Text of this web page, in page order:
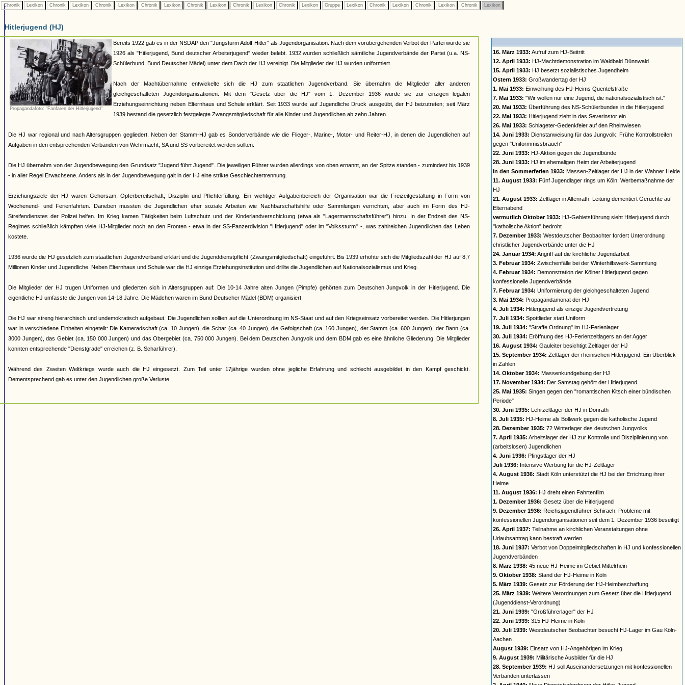
Chronik Lexikon Chronik Lexikon Chronik Lexikon Chronik Lexikon Chronik Lexikon Chronik Lexikon Chronik Lexikon Gruppe Lexikon Chronik Lexikon Chronik Lexikon Chronik Lexikon
Hitlerjugend (HJ)
Propagandafoto: "Fanfaren der Hitlerjugend"
Bereits 1922 gab es in der NSDAP den "Jungsturm Adolf Hitler" als Jugendorganisation. Nach dem vorübergehenden Verbot der Partei wurde sie
1926 als "Hitlerjugend, Bund deutscher Arbeiterjugend" wieder belebt. 1932 wurden schließlich sämtliche Jugendverbände der Partei (u.a. NS-
Schülerbund, Bund Deutscher Mädel) unter dem Dach der HJ vereinigt. Die Mitglieder der HJ wurden uniformiert.
Nach der Machtübernahme entwickelte sich die HJ zum staatlichen Jugendverband. Sie übernahm die Mitglieder aller anderen
gleichgeschalteten Jugendorganisationen. Mit dem "Gesetz über die HJ" vom 1. Dezember 1936 wurde sie zur einzigen legalen
Erziehungseinrichtung neben Elternhaus und Schule erklärt. Seit 1933 wurde auf Jugendliche Druck ausgeübt, der HJ beizutreten; seit März
1939 bestand die gesetzlich festgelegte Zwangsmitgliedschaft für alle Kinder und Jugendlichen ab zehn Jahren.
Die HJ war regional und nach Altersgruppen gegliedert. Neben der Stamm-HJ gab es Sonderverbände wie die Flieger-, Marine-, Motor- und Reiter-HJ, in denen die Jugendlichen auf
Aufgaben in den entsprechenden Verbänden von Wehrmacht, SA und SS vorbereitet werden sollten.
Die HJ übernahm von der Jugendbewegung den Grundsatz "Jugend führt Jugend". Die jeweiligen Führer wurden allerdings von oben ernannt, an der Spitze standen - zumindest bis 1939
- in aller Regel Erwachsene. Anders als in der Jugendbewegung galt in der HJ eine strikte Geschlechtertrennung.
Erziehungsziele der HJ waren Gehorsam, Opferbereitschaft, Disziplin und Pflichterfüllung. Ein wichtiger Aufgabenbereich der Organisation war die Freizeitgestaltung in Form von
Wochenend- und Ferienfahrten. Daneben mussten die Jugendlichen eher soziale Arbeiten wie Nachbarschaftshilfe oder Sammlungen verrichten, aber auch im Form des HJ-
Streifendienstes der Polizei helfen. Im Krieg kamen Tätigkeiten beim Luftschutz und der Kinderlandverschickung (etwa als "Lagermannschaftsführer") hinzu. In der Endzeit des NS-
Regimes schließlich kämpften viele HJ-Mitglieder noch an den Fronten - etwa in der SS-Panzerdivision "Hitlerjugend" oder im "Volkssturm" -, was zahlreichen Jugendlichen das Leben
kostete.
1936 wurde die HJ gesetzlich zum staatlichen Jugendverband erklärt und die Jugenddienstpflicht (Zwangsmitgliedschaft) eingeführt. Bis 1939 erhöhte sich die Mitgliedszahl der HJ auf 8,7
Millionen Kinder und Jugendliche. Neben Elternhaus und Schule war die HJ einzige Erziehungsinstitution und drillte die Jugendlichen auf Nationalsozialismus und Krieg.
Die Mitglieder der HJ trugen Uniformen und gliederten sich in Altersgruppen auf: Die 10-14 Jahre alten Jungen (Pimpfe) gehörten zum Deutschen Jungvolk in der Hitlerjugend. Die
eigentliche HJ umfasste die Jungen von 14-18 Jahre. Die Mädchen waren im Bund Deutscher Mädel (BDM) organisiert.
Die HJ war streng hierarchisch und undemokratisch aufgebaut. Die Jugendlichen sollten auf die Unterordnung im NS-Staat und auf den Kriegseinsatz vorbereitet werden. Die Hitlerjungen
war in verschiedene Einheiten eingeteilt: Die Kameradschaft (ca. 10 Jungen), die Schar (ca. 40 Jungen), die Gefolgschaft (ca. 160 Jungen), der Stamm (ca. 600 Jungen), der Bann (ca.
3000 Jungen), das Gebiet (ca. 150 000 Jungen) und das Obergebiet (ca. 750 000 Jungen). Bei dem Deutschen Jungvolk und dem BDM gab es eine ähnliche Gliederung. Die Mitglieder
konnten entsprechende "Dienstgrade" erreichen (z. B. Scharführer).
Während des Zweiten Weltkriegs wurde auch die HJ eingesetzt. Zum Teil unter 17jährige wurden ohne jegliche Erfahrung und schlecht ausgebildet in den Kampf geschickt.
Dementsprechend gab es unter den Jugendlichen große Verluste.
16. März 1933: Aufruf zum HJ-Beitritt
12. April 1933: HJ-Machtdemonstration im Waldbald Dünnwald
15. April 1933: HJ besetzt sozialistisches Jugendheim
Ostern 1933: Großwandertag der HJ
1. Mai 1933: Einweihung des HJ-Heims Quentelstraße
7. Mai 1933: "Wir wollen nur eine Jugend, die nationalsozialistisch ist."
20. Mai 1933: Überführung des NS-Schülerbundes in die Hitlerjugend
22. Mai 1933: Hitlerjugend zieht in das Severinstor ein
26. Mai 1933: Schlageter-Gedenkfeier auf den Rheinwiesen
14. Juni 1933: Dienstanweisung für das Jungvolk: Frühe Kontrollstreifen
gegen "Uniformmissbrauch"
22. Juni 1933: HJ-Aktion gegen die Jugendbünde
28. Juni 1933: HJ im ehemaligen Heim der Arbeiterjugend
In den Sommerferien 1933: Massen-Zeltlager der HJ in der Wahner Heide
11. August 1933: Fünf Jugendlager rings um Köln: Werbemaßnahme der
HJ
21. August 1933: Zeltlager in Altenrath: Leitung dementiert Gerüchte auf
Elternabend
vermutlich Oktober 1933: HJ-Gebietsführung sieht Hitlerjugend durch
"katholische Aktion" bedroht
7. Dezember 1933: Westdeutscher Beobachter fordert Unterordnung
christlicher Jugendverbände unter die HJ
24. Januar 1934: Angriff auf die kirchliche Jugendarbeit
3. Februar 1934: Zwischenfälle bei der Winterhilfswerk-Sammlung
4. Februar 1934: Demonstration der Kölner Hitlerjugend gegen
konfessionelle Jugendverbände
7. Februar 1934: Uniformierung der gleichgeschalteten Jugend
3. Mai 1934: Propagandamonat der HJ
4. Juli 1934: Hitlerjugend als einzige Jugendvertretung
7. Juli 1934: Spottlieder statt Uniform
19. Juli 1934: "Straffe Ordnung" im HJ-Ferienlager
30. Juli 1934: Eröffnung des HJ-Ferienzeltlagers an der Agger
16. August 1934: Gauleiter besichtigt Zeltlager der HJ
15. September 1934: Zeltlager der rheinischen Hitlerjugend: Ein Überblick
in Zahlen
14. Oktober 1934: Massenkundgebung der HJ
17. November 1934: Der Samstag gehört der Hitlerjugend
25. Mai 1935: Singen gegen den "romantischen Kitsch einer bündischen
Periode"
30. Juni 1935: Lehrzeltlager der HJ in Donrath
8. Juli 1935: HJ-Heime als Bollwerk gegen die katholische Jugend
28. Dezember 1935: 72 Winterlager des deutschen Jungvolks
7. April 1935: Arbeitslager der HJ zur Kontrolle und Disziplinierung von
(arbeitslosen) Jugendlichen
4. Juni 1936: Pfingstlager der HJ
Juli 1936: Intensive Werbung für die HJ-Zeltlager
4. August 1936: Stadt Köln unterstützt die HJ bei der Errichtung ihrer
Heime
11. August 1936: HJ dreht einen Fahrtenfilm
1. Dezember 1936: Gesetz über die Hitlerjugend
9. Dezember 1936: Reichsjugendführer Schirach: Probleme mit
konfessionellen Jugendorganisationen seit dem 1. Dezember 1936 beseitigt
26. April 1937: Teilnahme an kirchlichen Veranstaltungen ohne
Urlaubsantrag kann bestraft werden
18. Juni 1937: Verbot von Doppelmitgliedschaften in HJ und konfessionellen
Jugendverbänden
8. März 1938: 45 neue HJ-Heime im Gebiet Mittelrhein
9. Oktober 1938: Stand der HJ-Heime in Köln
5. März 1939: Gesetz zur Förderung der HJ-Heimbeschaffung
25. März 1939: Weitere Verordnungen zum Gesetz über die Hitlerjugend
(Jugenddienst-Verordnung)
21. Juni 1939: "Großführerlager" der HJ
22. Juni 1939: 315 HJ-Heime in Köln
20. Juli 1939: Westdeutscher Beobachter besucht HJ-Lager im Gau Köln-
Aachen
August 1939: Einsatz von HJ-Angehörigen im Krieg
9. August 1939: Militärische Ausbilder für die HJ
28. September 1939: HJ soll Auseinandersetzungen mit konfessionellen
Verbänden unterlassen